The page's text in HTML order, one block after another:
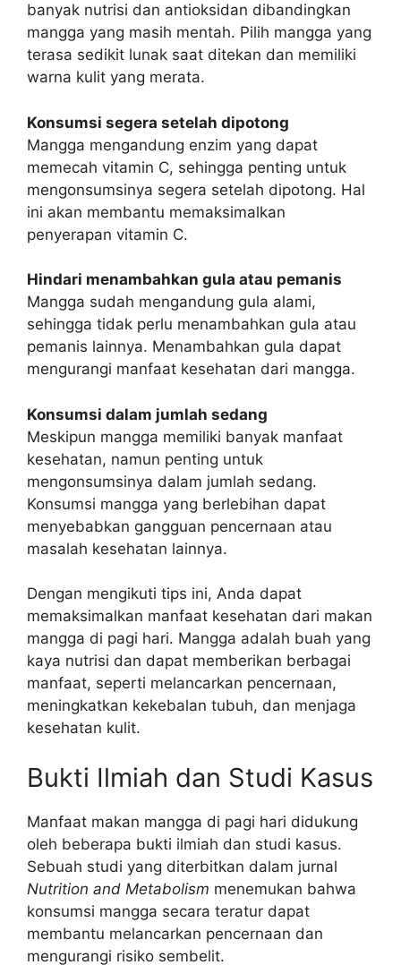
banyak nutrisi dan antioksidan dibandingkan
mangga yang masih mentah. Pilih mangga yang
terasa sedikit lunak saat ditekan dan memiliki
warna kulit yang merata.
Konsumsi segera setelah dipotong
Mangga mengandung enzim yang dapat
memecah vitamin C, sehingga penting untuk
mengonsumsinya segera setelah dipotong. Hal
ini akan membantu memaksimalkan
penyerapan vitamin C.
Hindari menambahkan gula atau pemanis
Mangga sudah mengandung gula alami,
sehingga tidak perlu menambahkan gula atau
pemanis lainnya. Menambahkan gula dapat
mengurangi manfaat kesehatan dari mangga.
Konsumsi dalam jumlah sedang
Meskipun mangga memiliki banyak manfaat
kesehatan, namun penting untuk
mengonsumsinya dalam jumlah sedang.
Konsumsi mangga yang berlebihan dapat
menyebabkan gangguan pencernaan atau
masalah kesehatan lainnya.
Dengan mengikuti tips ini, Anda dapat
memaksimalkan manfaat kesehatan dari makan
mangga di pagi hari. Mangga adalah buah yang
kaya nutrisi dan dapat memberikan berbagai
manfaat, seperti melancarkan pencernaan,
meningkatkan kekebalan tubuh, dan menjaga
kesehatan kulit.
Bukti Ilmiah dan Studi Kasus
Manfaat makan mangga di pagi hari didukung
oleh beberapa bukti ilmiah dan studi kasus.
Sebuah studi yang diterbitkan dalam jurnal
Nutrition and Metabolism menemukan bahwa
konsumsi mangga secara teratur dapat
membantu melancarkan pencernaan dan
mengurangi risiko sembelit.